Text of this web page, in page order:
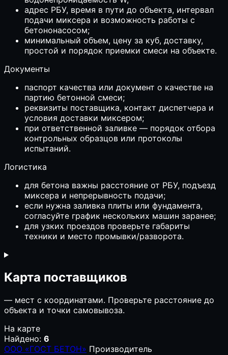
адрес РБУ, время в пути до объекта, интервал
подачи миксера и возможность работы с
бетононасосом;
минимальный объем, цену за куб, доставку,
простой и порядок приемки смеси на объекте.
Документы
паспорт качества или документ о качестве на
партию бетонной смеси;
реквизиты поставщика, контакт диспетчера и
условия доставки миксером;
при ответственной заливке — порядок отбора
контрольных образцов или протоколы
испытаний.
Логистика
для бетона важны расстояние от РБУ, подъезд
миксера и непрерывность подачи;
если нужна заливка плиты или фундамента,
согласуйте график нескольких машин заранее;
для узких проездов проверьте габариты
техники и место промывки/разворота.
Карта поставщиков
— мест с координатами. Проверьте расстояние до
объекта и точки самовывоза.
На карте
Найдено: 6
ООО «ГОСТ БЕТОН» Производитель